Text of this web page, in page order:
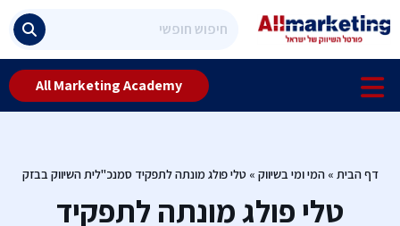
All Marketing Academy
דף הבית »המי ומי בשיווק » טלי פולג מונתה לתפקיד סמנכ"לית השיווק בבזק
טלי פולג מונתה לתפקיד